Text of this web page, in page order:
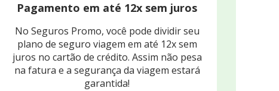
Pagamento em até 12x sem juros
No Seguros Promo, você pode dividir seu
plano de seguro viagem em até 12x sem
juros no cartão de crédito. Assim não pesa
na fatura e a segurança da viagem estará
garantida!